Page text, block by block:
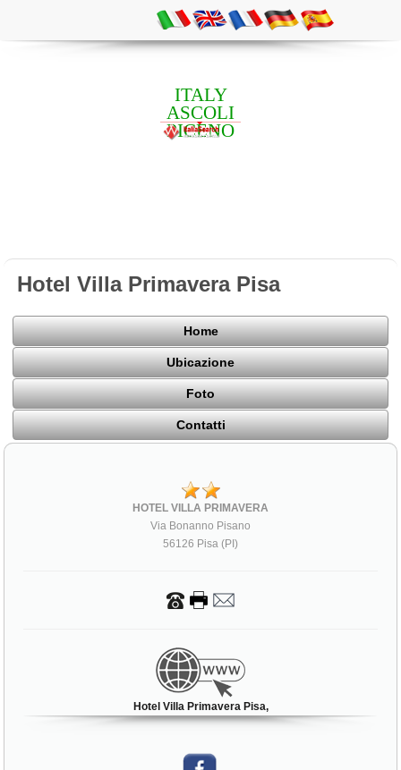
ITALY
ASCOLI
PICENO
Hotel Villa Primavera Pisa
Home
Ubicazione
Foto
Contatti
HOTEL VILLA PRIMAVERA
Via Bonanno Pisano
56126 Pisa (PI)
Hotel Villa Primavera Pisa,